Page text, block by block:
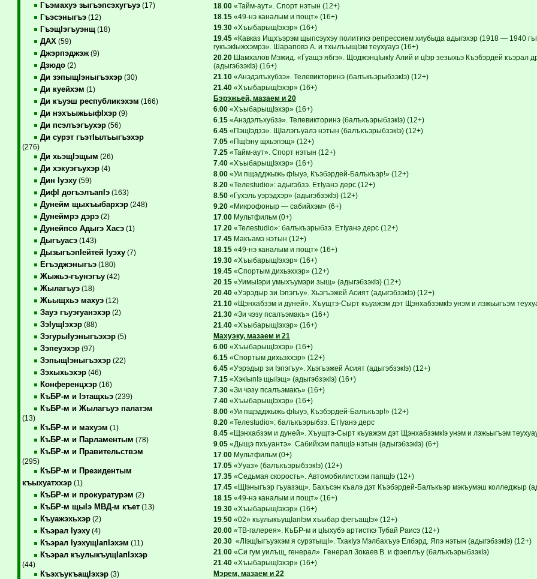
Гъэмахуэ зыгъэпсэхугъуэ(17)
Гъэсэныгъэ(12)
ГъэщIэгъуэнщ(18)
ДАХ (59)
Джэрпэджэж(9)
Дзюдо(2)
Ди зэпыщIэныгъэхэр(30)
Ди куейхэм (1)
Ди къуэш республикэхэм (166)
Ди нэхъыжьыфIхэр(9)
Ди псэлъэгъухэр(56)
Ди сурэт гъэтIылъыгъэхэр
(276)
Ди хьэщIэщым (26)
Ди хэкуэгъухэр(4)
Дин Iуэху(59)
ДифI догъэлъапIэ(163)
Дунейм щыхъыбархэр(248)
Дунеймрэ дэрэ(2)
Дунейпсо Адыгэ Хасэ(1)
Дыгъуасэ(143)
ДызыгъэпIейтей Iуэху(7)
Егъэджэныгъэ(180)
Жыжьэ-гъунэгъу(42)
Жылагъуэ(18)
Жьыщхьэ махуэ(12)
Зауэ гъуэгуанэхэр(2)
ЗэIущIэхэр(88)
ЗэгурыIуэныгъэхэр(5)
Зэпеуэхэр(97)
ЗэпыщIэныгъэхэр(22)
Зэхыхьэхэр(46)
Конференцхэр(16)
КъБР-м и Iэтащхьэ(239)
КъБР-м и Жылагъуэ палатэм
(13)
КъБР-м и махуэм (1)
КъБР-м и Парламентым (78)
КъБР-м и Правительствэм
(295)
КъБР-м и Президентым
къыхуатххэр(1)
КъБР-м и прокуратурэм (2)
КъБР-м щыIэ МВД-м къет(13)
Къуажэхьхэр(2)
Къэрал Iуэху(4)
Къэрал IуэхущIапIэхэм (11)
Къэрал къулыкъущIапIэхэр
(44)
КъэхъукъащIэхэр(3)
18. 00«Тайм-аут». Спорт нэтын (12+)
18. 15«49-нэ каналым и пощт» (16+)
19. 30«ХъыбарыщIэхэр» (16+)
19. 45«Кавказ Ищхъэрэм щыпсэухэу политикэ репрессием хиубыда адыгэхэр (1918 — 1940
гукъэкIыжхэмрэ». Шараповэ А. и тхылъыщIэм теухуауэ (16+)
20. 20Шамхалов Мэжид. «Гуащэ ябгэ». ЩоджэнцIыкIу Алий и цIэр зезыхьэ Къэбэрдей къэрал
(адыгэбзэкIэ) (16+)
21 10«Анэдэлъхубзэ». Телевикторинэ (балъкъэрыбзэкIэ) (12+)
21 40«ХъыбарыщIэхэр» (16+)
Бэрэжьей, мазаем и 20
6. 00«ХъыбарыщIэхэр» (16+)
6. 15«Анэдэлъхубзэ». Телевикторинэ (балъкъэрыбзэкIэ) (12+)
6. 45«ПэщIэдзэ». ЩIалэгъуалэ нэтын (балъкъэрыбзэкIэ) (12+)
7. 05«ПщIэну щхьэпэщ» (12+)
7. 25«Тайм-аут». Спорт нэтын (12+)
7. 40«ХъыбарыщIэхэр» (16+)
8. 00«Уи пщэдджыжь фIыуэ, Къэбэрдей-Балъкъэр!» (12+)
8. 20«Teлеstudio»: адыгэбзэ. ЕтIуанэ дерс (12+)
8. 50«Гухэль уэрэдхэр» (адыгэбзэкIэ) (12+)
9. 20«Микрофоныр — сабийхэм» (6+)
17. 00Мультфильм (0+)
17. 20«Teлеstudio»: балъкъэрыбзэ. ЕтIуанэ дерс (12+)
17. 45Макъамэ нэтын (12+)
18. 15«49-нэ каналым и пощт» (16+)
19. 30«ХъыбарыщIэхэр» (16+)
19. 45«Спортым дихьэххэр» (12+)
20. 15«УимыIэри умыхъумэри зыщ» (адыгэбзэкIэ) (12+)
20. 40«Уэрэдыр зи Iэпэгъу». Хьэгъэжей Асият (адыгэбзэкIэ) (12+)
21 10«Щэнхабзэм и дуней». Хъущтэ-Сырт къуажэм дэт ЩэнхабзэмкIэ унэм и лэжьыгъэм
21 30«Зи чэзу псалъэмакъ» (16+)
21 40«ХъыбарыщIэхэр» (16+)
Махуэку, мазаем и 21
6. 00«ХъыбарыщIэхэр» (16+)
6. 15«Спортым дихьэххэр» (12+)
6. 45«Уэрэдыр зи Iэпэгъу». Хьэгъэжей Асият (адыгэбзэкIэ) (12+)
7. 15«ХэкIыпIэ щыIэщ» (адыгэбзэкIэ) (16+)
7. 30«Зи чэзу псалъэмакъ» (16+)
7. 40«ХъыбарыщIэхэр» (16+)
8. 00«Уи пщэдджыжь фIыуэ, Къэбэрдей-Балъкъэр!» (12+)
8. 20«Teлеstudio»: балъкъэрыбзэ. ЕтIуанэ дерс
8. 45«Щэнхабзэм и дуней». Хъущтэ-Сырт къуажэм дэт ЩэнхабзэмкIэ унэм и лэжьыгъэм
9. 05«Дыщэ пхъуантэ». Сабийхэм папщIэ нэтын (адыгэбзэкIэ) (6+)
17. 00Мультфильм (0+)
17. 05«Ууаз» (балъкъэрыбзэкIэ) (12+)
17. 35«Седьмая скорость». Автомобилистхэм папщIэ (12+)
17. 45«ЩIэныгъэр гъуазэщ». Бахъсэн къалэ дэт Къэбэрдей-Балъкъэр мэкъумэш колледжыр
18. 15«49-нэ каналым и пощт» (16+)
19. 30«ХъыбарыщIэхэр» (16+)
19. 50«02» къулыкъущIапIэм хъыбар фегъащIэ» (12+)
20. 00«ТВ-галерея». КъБР-м и цIыхубэ артисткэ Тубай Раисэ (12+)
20. 30«ЛIэщIыгъуэхэм я сурэтыщI». ТхакIуэ Мэлбахъуэ Елбэрд. Япэ нэтын (адыгэбзэкIэ) (12+)
21 00«Си гум уилъщ, генерал». Генерал Зокаев В. и фэеплъу (балъкъэрыбзэкIэ)
21 40«ХъыбарыщIэхэр» (16+)
Мэрем, мазаем и 22